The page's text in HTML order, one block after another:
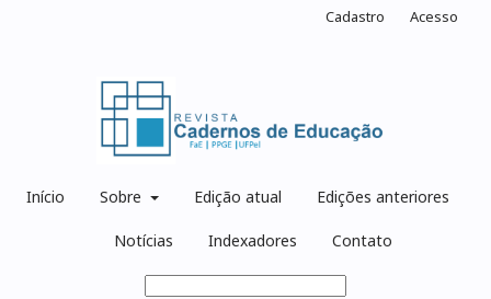
Início Sobre Edição atual Edições anteriores
Notícias Indexadores Contato
Cadastro Acesso